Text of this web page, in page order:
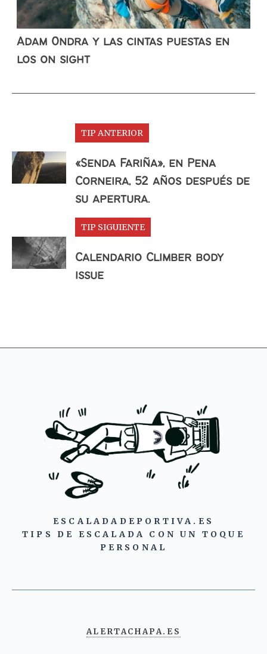
Adam Ondra y las cintas puestas en
los on sight
TIP ANTERIOR
«Senda Fariña», en Pena
Corneira, 52 años después de
su apertura.
TIP SIGUIENTE
Calendario Climber body
issue
ESCALADADEPORTIVA.ES
TIPS DE ESCALADA CON UN TOQUE
PERSONAL
ALERTACHAPA.ES